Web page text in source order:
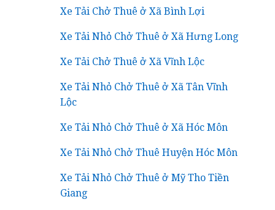
Xe Tải Chở Thuê ở Xã Bình Lợi
Xe Tải Nhỏ Chở Thuê ở Xã Hưng Long
Xe Tải Chở Thuê ở Xã Vĩnh Lộc
Xe Tải Nhỏ Chở Thuê ở Xã Tân Vĩnh
Lộc
Xe Tải Nhỏ Chở Thuê ở Xã Hóc Môn
Xe Tải Nhỏ Chở Thuê Huyện Hóc Môn
Xe Tải Nhỏ Chở Thuê ở Mỹ Tho Tiền
Giang